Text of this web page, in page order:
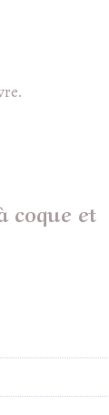
coque et